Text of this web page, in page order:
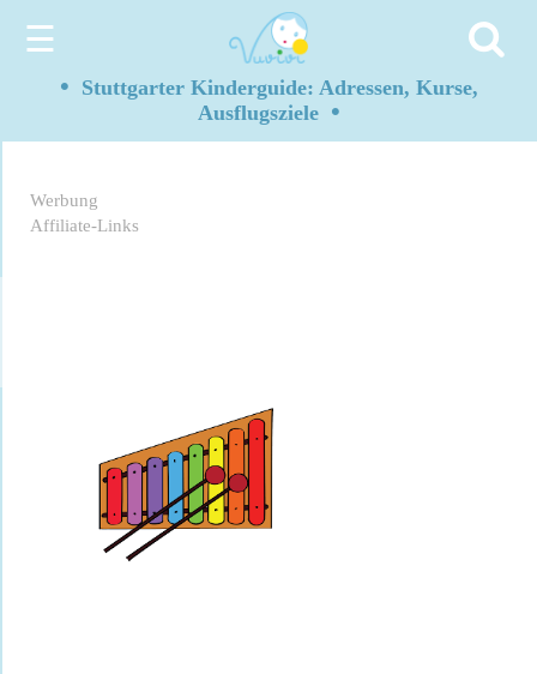
☰
• Stuttgarter Kinderguide: Adressen, Kurse,
Ausflugsziele •
Werbung
Affiliate-Links